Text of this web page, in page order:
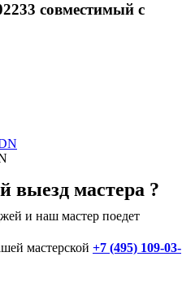
совместимый с
выезд мастера ?
и наш мастер поедет
мастерской +7 (495) 109-03-